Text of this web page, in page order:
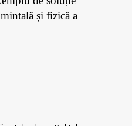
și fizică a